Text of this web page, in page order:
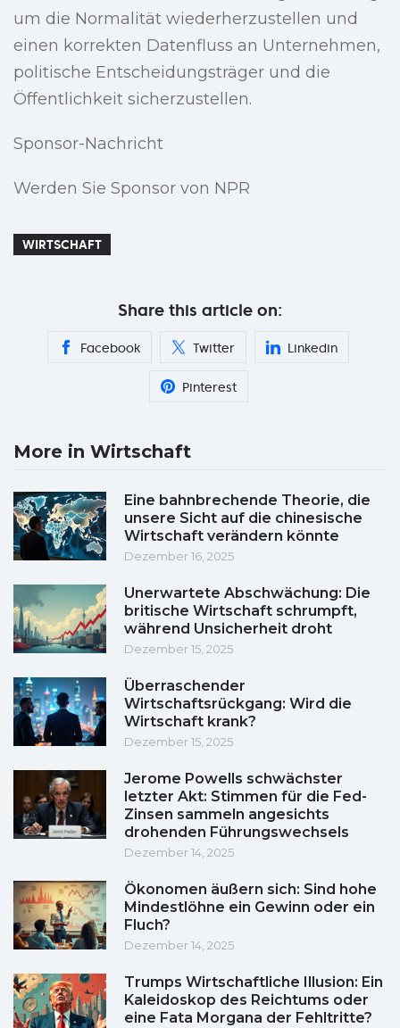
um die Normalität wiederherzustellen und
einen korrekten Datenfluss an Unternehmen,
politische Entscheidungsträger und die
Öffentlichkeit sicherzustellen.
Sponsor-Nachricht
Werden Sie Sponsor von NPR
WIRTSCHAFT
Share this article on:
Facebook Twitter Linkedin
Pinterest
More in Wirtschaft
Eine bahnbrechende Theorie, die
unsere Sicht auf die chinesische
Wirtschaft verändern könnte
Dezember 16, 2025
Unerwartete Abschwächung: Die
britische Wirtschaft schrumpft,
während Unsicherheit droht
Dezember 15, 2025
Überraschender
Wirtschaftsrückgang: Wird die
Wirtschaft krank?
Dezember 15, 2025
Jerome Powells schwächster
letzter Akt: Stimmen für die Fed-
Zinsen sammeln angesichts
drohenden Führungswechsels
Dezember 14, 2025
Ökonomen äußern sich: Sind hohe
Mindestlöhne ein Gewinn oder ein
Fluch?
Dezember 14, 2025
Trumps Wirtschaftliche Illusion: Ein
Kaleidoskop des Reichtums oder
eine Fata Morgana der Fehltritte?